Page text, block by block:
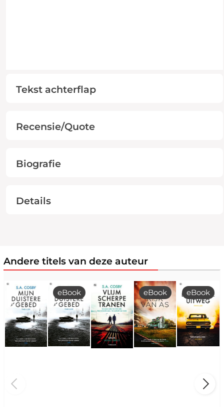
Tekst achterflap
Recensie/Quote
Biografie
Details
Andere titels van deze auteur
eBook eBook eBook